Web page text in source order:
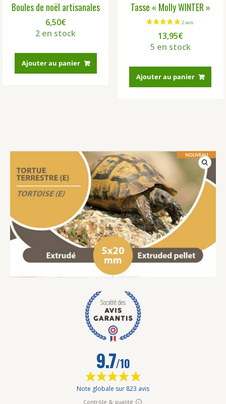
Boules de noël artisanales
6,50€
2 en stock
Ajouter au panier
Tasse « Molly WINTER »
13,95€
5 en stock
Ajouter au panier